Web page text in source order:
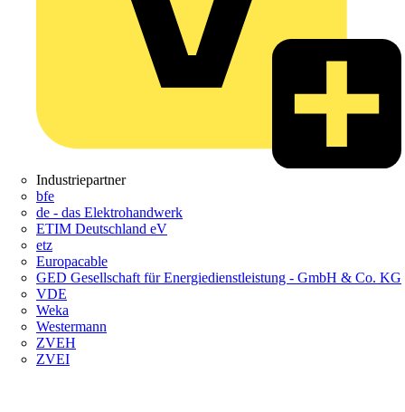
Industriepartner
bfe
de - das Elektrohandwerk
ETIM Deutschland eV
etz
Europacable
GED Gesellschaft für Energiedienstleistung - GmbH & Co. KG
VDE
Weka
Westermann
ZVEH
ZVEI